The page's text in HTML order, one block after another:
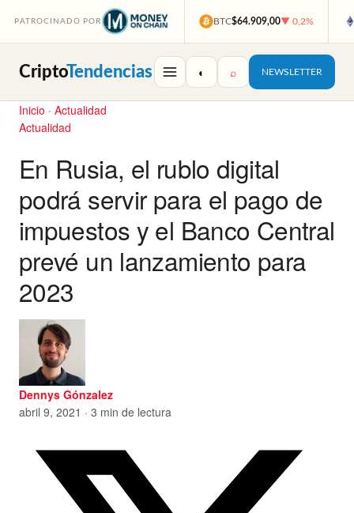
PATROCINADO POR BTC$64.909,00▼ 0,2%
CriptoTendencias ◐ ⌕ NEWSLETTER
Inicio · Actualidad
Actualidad
En Rusia, el rublo digital
podrá servir para el pago de
impuestos y el Banco Central
prevé un lanzamiento para
2023
Dennys Gónzalez
abril 9, 2021 · 3 min de lectura